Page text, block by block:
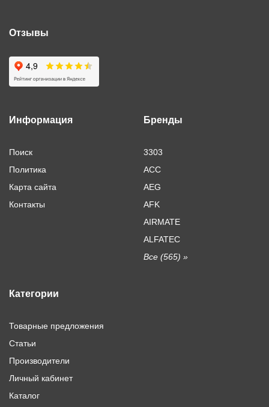
Отзывы
Информация
Поиск
Политика
Карта сайта
Контакты
Бренды
3303
ACC
AEG
AFK
AIRMATE
ALFATEC
Все (565) »
Категории
Товарные предложения
Статьи
Производители
Личный кабинет
Каталог